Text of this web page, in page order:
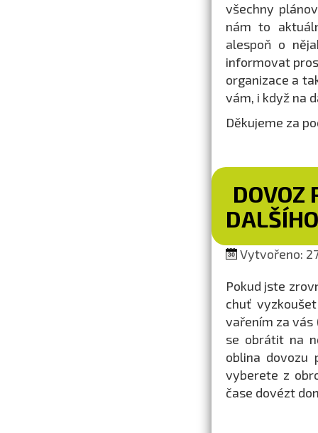
všechny
nám to
alespoň o
informovat
organizace a
vám, i když na
Děkujeme za
DOVOZ
Vytvořeno:
Pokud jste
chuť
vařením za
se obrátit na
oblina dovozu
vyberete z
čase dovézt